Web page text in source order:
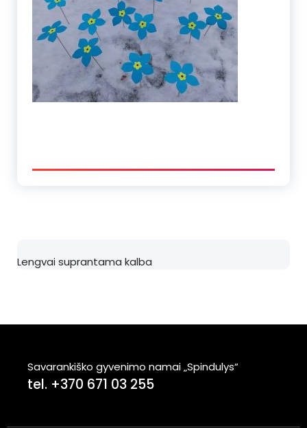
Lengvai suprantama kalba
Savarankiško gyvenimo namai „Spindulys“
tel. +370 671 03 255